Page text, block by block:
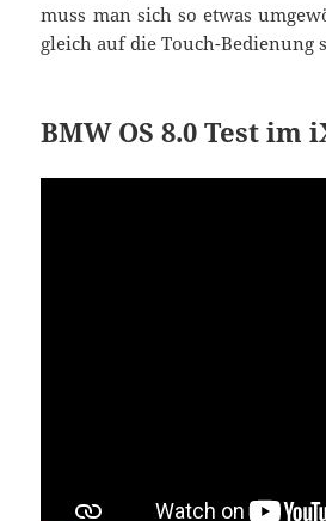
muss man sich so etwas
gleich auf die Touch-Bedienung
BMW OS 8.0 Test im